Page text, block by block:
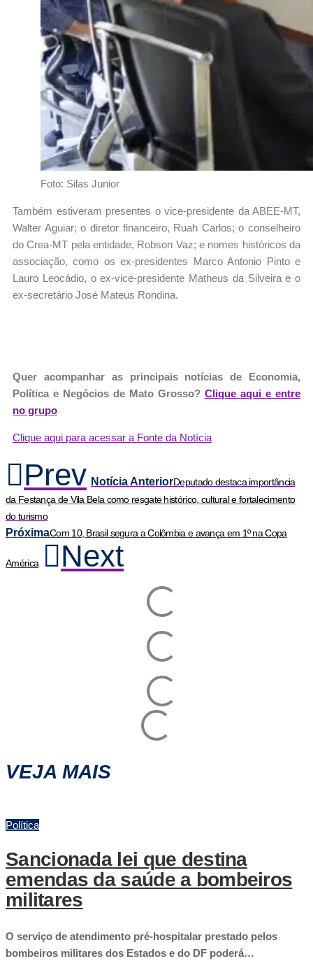
Foto: Silas Junior
Também estiveram presentes o vice-presidente da ABEE-MT,
Walter Aguiar; o diretor financeiro, Ruah Carlos; o conselheiro
do Crea-MT pela entidade, Robson Vaz; e nomes históricos da
associação, como os ex-presidentes Marco Antonio Pinto e
Lauro Leocádio, o ex-vice-presidente Matheus da Silveira e o
ex-secretário José Mateus Rondina.
Quer acompanhar as principais notícias de Economia,
Política e Negócios de Mato Grosso? Clique aqui e entre
no grupo
Clique aqui para acessar a Fonte da Notícia
Prev Notícia AnteriorDeputado destaca importância
da Festança de Vila Bela como resgate histórico, cultural e fortalecimento
do turismo
PróximaCom 10, Brasil segura a Colômbia e avança em 1º na Copa
América Next
VEJA MAIS
Política
Sancionada lei que destina
emendas da saúde a bombeiros
militares
O serviço de atendimento pré-hospitalar prestado pelos
bombeiros militares dos Estados e do DF poderá…